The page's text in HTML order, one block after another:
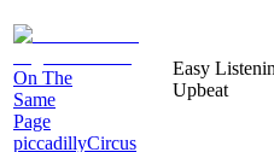
On The
Same
Page
piccadillyCircus
Easy
Upbeat